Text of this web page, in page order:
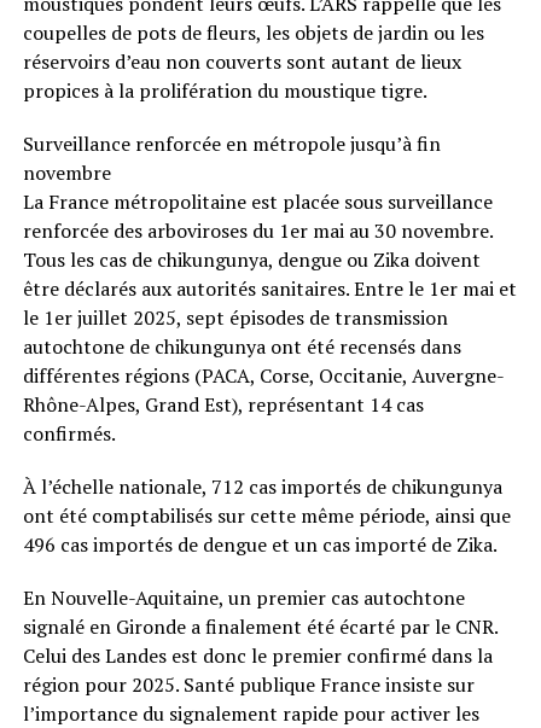
coupelles de pots de fleurs, les objets de jardin ou les
réservoirs d’eau non couverts sont autant de lieux
propices à la prolifération du moustique tigre.
Surveillance renforcée en métropole jusqu’à fin
novembre
La France métropolitaine est placée sous surveillance
renforcée des arboviroses du 1er mai au 30 novembre.
Tous les cas de chikungunya, dengue ou Zika doivent
être déclarés aux autorités sanitaires. Entre le 1er mai et
le 1er juillet 2025, sept épisodes de transmission
autochtone de chikungunya ont été recensés dans
différentes régions (PACA, Corse, Occitanie, Auvergne-
Rhône-Alpes, Grand Est), représentant 14 cas
confirmés.
À l’échelle nationale, 712 cas importés de chikungunya
ont été comptabilisés sur cette même période, ainsi que
496 cas importés de dengue et un cas importé de Zika.
En Nouvelle-Aquitaine, un premier cas autochtone
signalé en Gironde a finalement été écarté par le CNR.
Celui des Landes est donc le premier confirmé dans la
région pour 2025. Santé publique France insiste sur
l’importance du signalement rapide pour activer les